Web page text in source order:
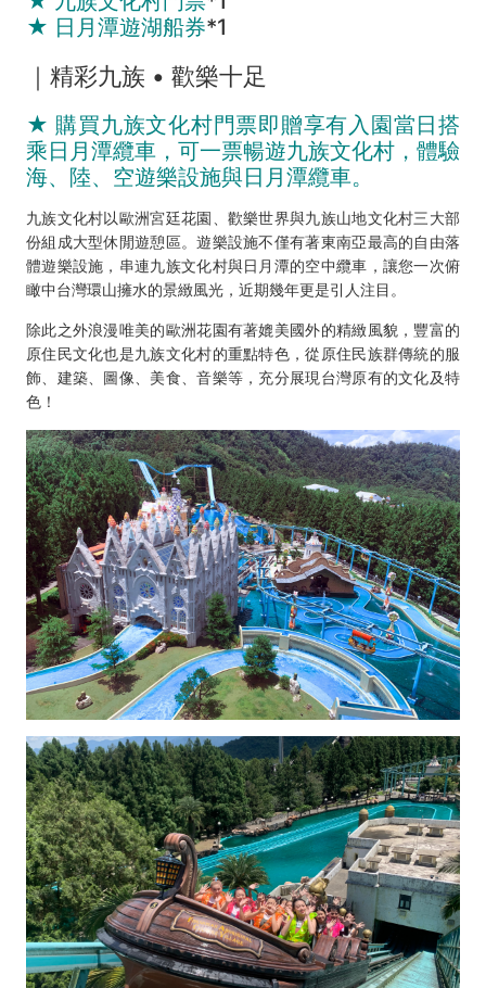
★ 日月潭遊湖船券*1
｜精彩九族 • 歡樂十足
★ 購買九族文化村門票即贈享有入園當日搭
乘日月潭纜車，可一票暢遊九族文化村，體驗
海、陸、空遊樂設施與日月潭纜車。
九族文化村以歐洲宮廷花園、歡樂世界與九族山地文化村三大部
份組成大型休閒遊憩區。遊樂設施不僅有著東南亞最高的自由落
體遊樂設施，串連九族文化村與日月潭的空中纜車，讓您一次俯
瞰中台灣環山擁水的景緻風光，近期幾年更是引人注目。
除此之外浪漫唯美的歐洲花園有著媲美國外的精緻風貌，豐富的
原住民文化也是九族文化村的重點特色，從原住民族群傳統的服
飾、建築、圖像、美食、音樂等，充分展現台灣原有的文化及特
色！